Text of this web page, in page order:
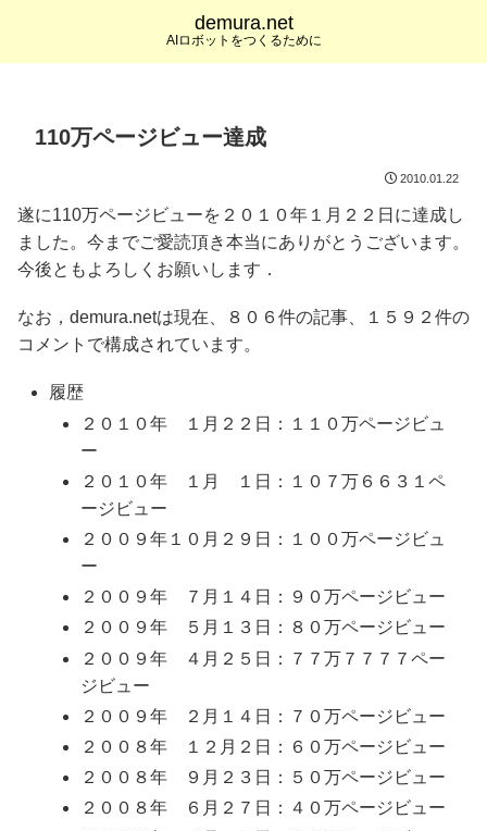
demura.net
AIロボットをつくるために
110万ページビュー達成
2010.01.22
遂に110万ページビューを２０１０年１月２２日に達成し
ました。今までご愛読頂き本当にありがとうございます。
今後ともよろしくお願いします．
なお，demura.netは現在、８０６件の記事、１５９２件の
コメントで構成されています。
履歴
２０１０年 １月２２日：１１０万ページビュ
ー
２０１０年 １月 １日：１０７万６６３１ペ
ージビュー
２００９年１０月２９日：１００万ページビュ
ー
２００９年 ７月１４日：９０万ページビュー
２００９年 ５月１３日：８０万ページビュー
２００９年 ４月２５日：７７万７７７７ペー
ジビュー
２００９年 ２月１４日：７０万ページビュー
２００８年 １２月２日：６０万ページビュー
２００８年 ９月２３日：５０万ページビュー
２００８年 ６月２７日：４０万ページビュー